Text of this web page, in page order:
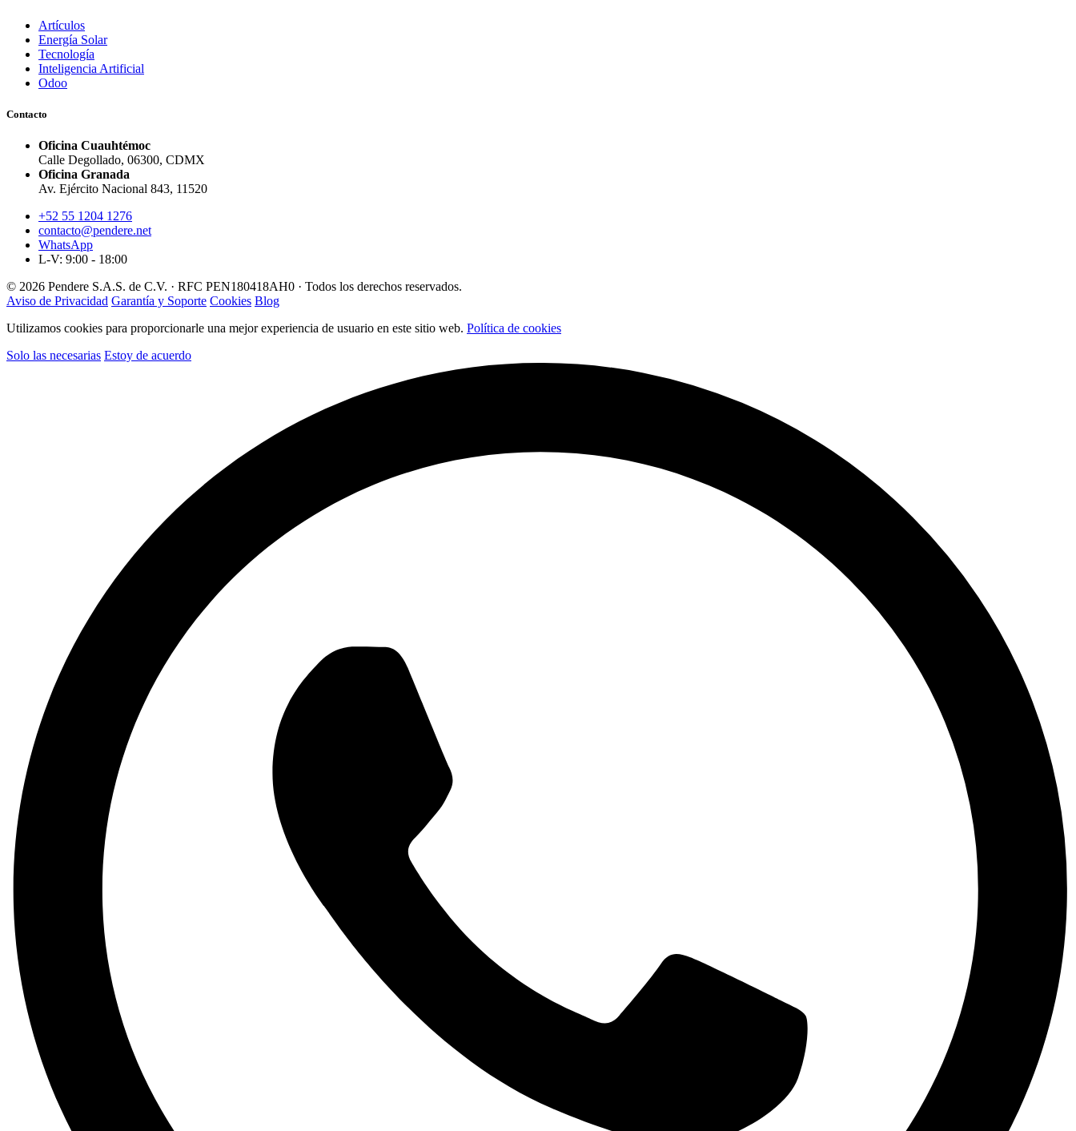
Artículos
Energía Solar
Tecnología
Inteligencia Artificial
Odoo
Contacto
Oficina Cuauhtémoc
Calle Degollado, 06300, CDMX
Oficina Granada
Av. Ejército Nacional 843, 11520
+52 55 1204 1276
contacto@pendere.net
WhatsApp
L-V: 9:00 - 18:00
© 2026 Pendere S.A.S. de C.V. · RFC PEN180418AH0 · Todos los derechos reservados.
Aviso de Privacidad Garantía y Soporte Cookies Blog
Utilizamos cookies para proporcionarle una mejor experiencia de usuario en este sitio web. Política de cookies
Solo las necesarias Estoy de acuerdo